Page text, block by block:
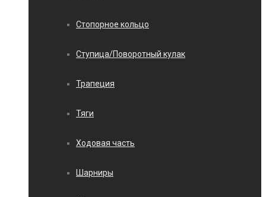
Стопорное кольцо
Ступица/Поворотный кулак
Трапеция
Тяги
Ходовая часть
Шарниры